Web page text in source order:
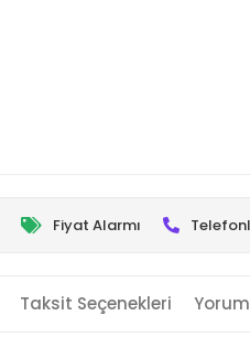
Fiyat Alarmı
Taksit Seçenekleri